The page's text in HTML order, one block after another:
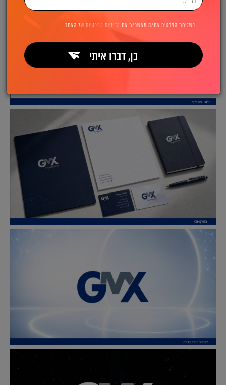
בשליחת הפרטים את/ה מאשר/ת את מדיניות הפרטיותשל האתר
כן, דברו איתי